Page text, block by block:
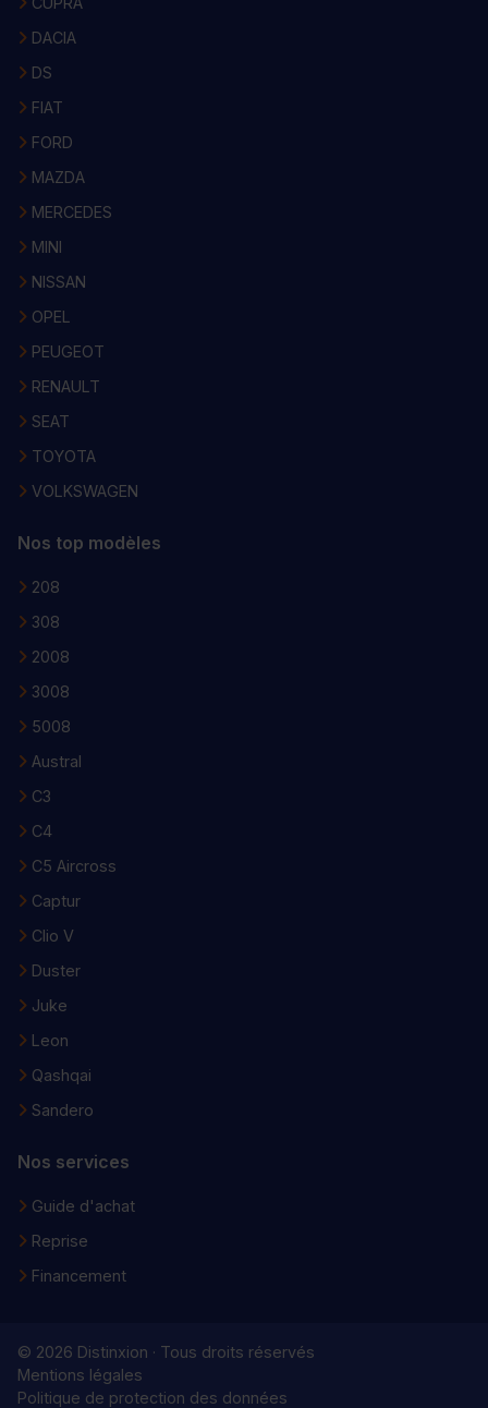
DACIA
DS
FIAT
FORD
MAZDA
MERCEDES
MINI
NISSAN
OPEL
PEUGEOT
RENAULT
SEAT
TOYOTA
VOLKSWAGEN
Nos top modèles
208
308
2008
3008
5008
Austral
C3
C4
C5 Aircross
Captur
Clio V
Duster
Juke
Leon
Qashqai
Sandero
Nos services
Guide d'achat
Reprise
Financement
© 2026 Distinxion · Tous droits réservés
Mentions légales
Politique de protection des données